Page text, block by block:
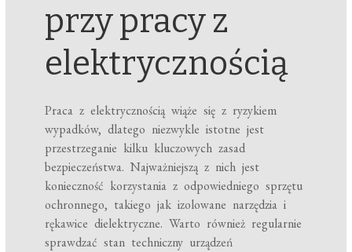
przy pracy z
elektrycznością
Praca z elektrycznością wiąże się z ryzykiem
wypadków, dlatego niezwykle istotne jest
przestrzeganie kilku kluczowych zasad
bezpieczeństwa. Najważniejszą z nich jest
konieczność korzystania z odpowiedniego sprzętu
ochronnego, takiego jak izolowane narzędzia i
rękawice dielektryczne. Warto również regularnie
sprawdzać stan techniczny urządzeń